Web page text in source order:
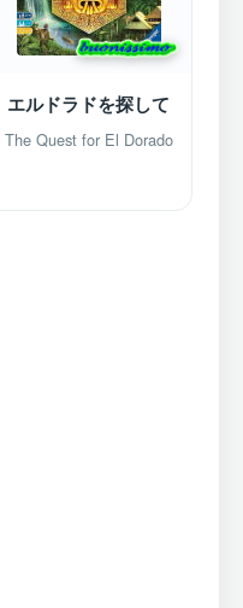
エルドラドを探して
The Quest for El Dorado